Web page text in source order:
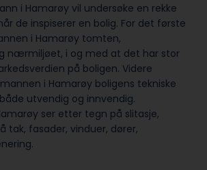
i Hamarøy vil undersøke en rekke
de inspiserer en bolig. For det første
i Hamarøy tomten,
nærmiljøet, i og med at det har stor
på boligen. Videre
i Hamarøy boligens tekniske
utvendig og innvendig.
ser etter tegn på slitasje,
tak, fasader, vinduer, dører,